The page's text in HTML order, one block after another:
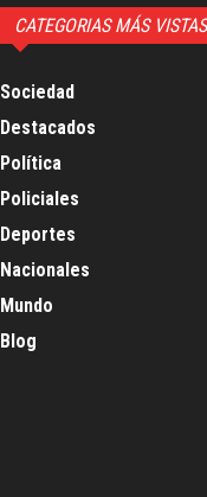
CATEGORIAS MÁS VISTAS
Sociedad
Destacados
Política
Policiales
Deportes
Nacionales
Mundo
Blog